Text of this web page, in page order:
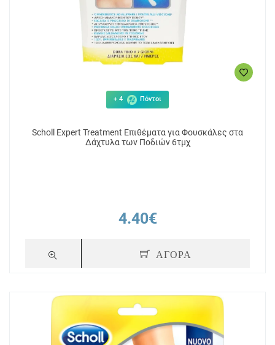
+ 4 Πόντοι
Scholl Expert Treatment Επιθέματα για Φουσκάλες στα
Δάχτυλα των Ποδιών 6τμχ
4.40€
ΑΓΟΡΑ